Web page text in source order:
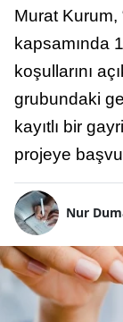
Murat Kurum,
kapsamında
koşullarını
grubundaki
kayıtlı bir
projeye
Nur